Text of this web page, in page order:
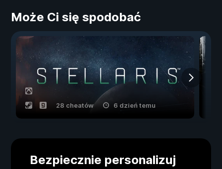
Może Ci się spodobać
28 cheatów 6 dzień temu
Bezpiecznie personalizuj